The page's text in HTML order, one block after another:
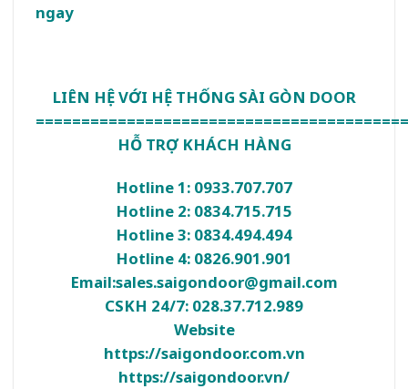
ngay
LIÊN HỆ VỚI HỆ THỐNG SÀI GÒN DOOR
HỖ TRỢ KHÁCH HÀNG
Hotline 1: 0933.707.707
Hotline 2: 0834.715.715
Hotline 3: 0834.494.494
Hotline 4: 0826.901.901
Email:sales.saigondoor@gmail.com
CSKH 24/7: 028.37.712.989
Website
https://saigondoor.com.vn
https://saigondoor.vn/